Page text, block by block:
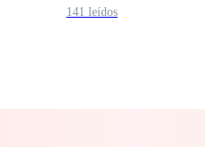
141 leídos